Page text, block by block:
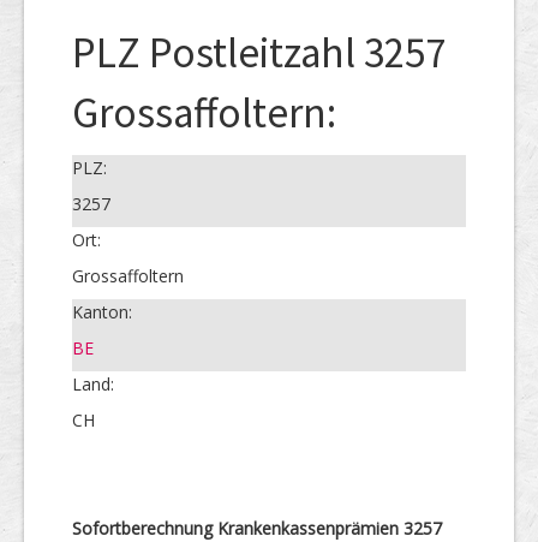
PLZ Postleitzahl 3257
Grossaffoltern:
PLZ:
3257
Ort:
Grossaffoltern
Kanton:
BE
Land:
CH
Sofortberechnung Krankenkassenprämien 3257